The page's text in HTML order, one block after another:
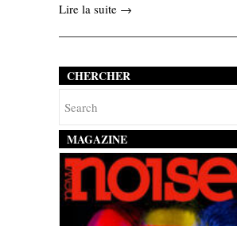
Lire la suite →
CHERCHER
MAGAZINE